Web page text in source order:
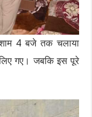
4 बजे तक चलाया
गए। जबकि इस पूरे